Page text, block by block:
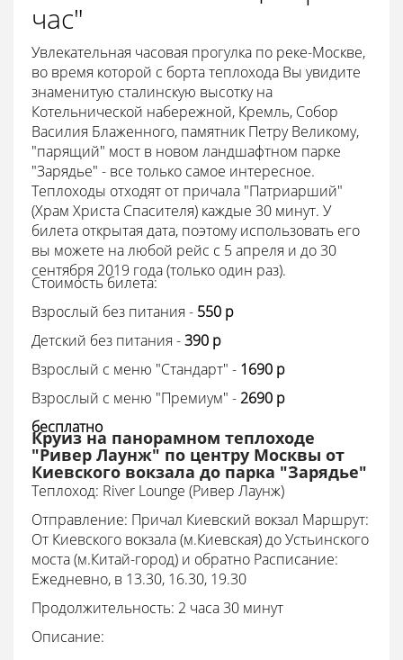
час"
Увлекательная часовая прогулка по реке-Москве,
во время которой с борта теплохода Вы увидите
знаменитую сталинскую высотку на
Котельнической набережной, Кремль, Собор
Василия Блаженного, памятник Петру Великому,
"парящий" мост в новом ландшафтном парке
"Зарядье" - все только самое интересное.
Теплоходы отходят от причала "Патриарший"
(Храм Христа Спасителя) каждые 30 минут. У
билета открытая дата, поэтому использовать его
вы можете на любой рейс с 5 апреля и до 30
сентября 2019 года (только один раз).
Стоимость билета:
Взрослый без питания - 550 p
Детский без питания -390 p
Взрослый с меню "Стандарт" - 1690 p
Взрослый с меню "Премиум" -2690 p
бесплатно
Круиз на панорамном теплоходе
"Ривер Лаунж" по центру Москвы от
Киевского вокзала до парка "Зарядье"
Теплоход: River Lounge (Ривер Лаунж)
Отправление: Причал Киевский вокзал Маршрут:
От Киевского вокзала (м.Киевская) до Устьинского
моста (м.Китай-город) и обратно Расписание:
Ежедневно, в 13.30, 16.30, 19.30
Продолжительность: 2 часа 30 минут
Описание: